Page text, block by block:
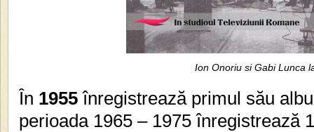
Ion Onoriu si Gabi Lunca
În 1955 înregistrează primul său
perioada 1965 – 1975 înregistrează